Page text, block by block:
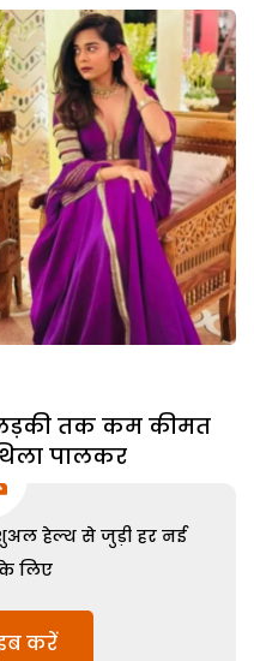
लड़की तक कम कीमत
पालकर
हेल्थ से जुड़ी हर नई
लिए
करें